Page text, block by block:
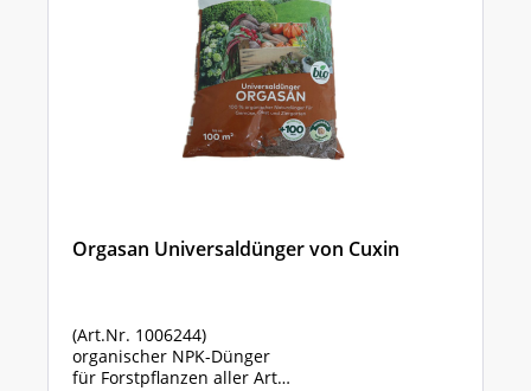
Orgasan Universaldünger von Cuxin
(Art.Nr. 1006244)
organischer NPK-Dünger
für Forstpflanzen aller Art